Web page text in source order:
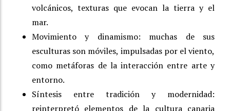
volcánicos, texturas que evocan la tierra y el
mar.
Movimiento y dinamismo: muchas de sus
esculturas son móviles, impulsadas por el viento,
como metáforas de la interacción entre arte y
entorno.
Síntesis entre tradición y modernidad:
reinterpretó elementos de la cultura canaria